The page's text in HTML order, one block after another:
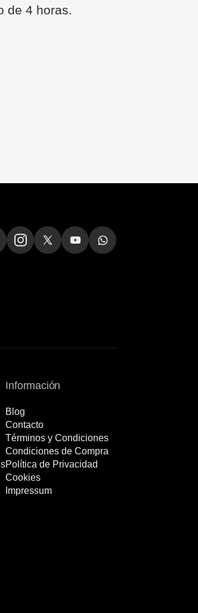
de 4 horas.
Información
Blog
Contacto
Términos y Condiciones
Condiciones de Compra
Política de Privacidad
Cookies
Impressum